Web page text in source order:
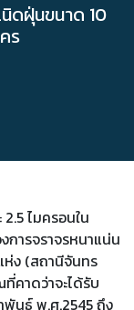
ดฝุ่นขนาด 10
ร
ไมครอนใน
ารจราจรหนาแน่น
ง (สถานีจันทร
คาดว่าจะได้รับ
พันธ์ พ.ศ.2545 ถึง